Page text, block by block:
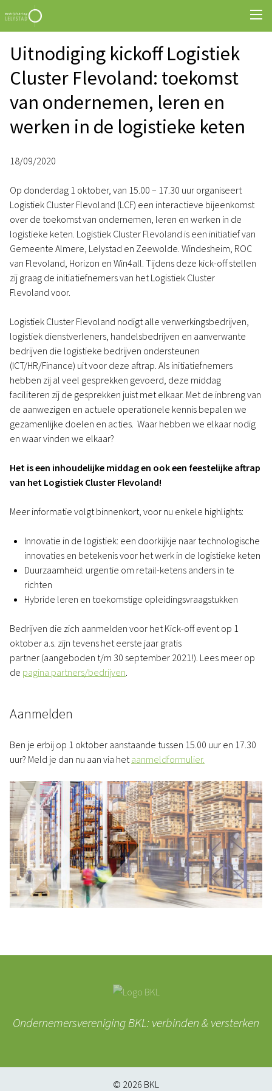
Uitnodiging kickoff Logistiek
Cluster Flevoland: toekomst
van ondernemen, leren en
werken in de logistieke keten
18/09/2020
Op donderdag 1 oktober, van 15.00 – 17.30 uur organiseert
Logistiek Cluster Flevoland (LCF) een interactieve bijeenkomst
over de toekomst van ondernemen, leren en werken in de
logistieke keten. Logistiek Cluster Flevoland is een initiatief van
Gemeente Almere, Lelystad en Zeewolde. Windesheim, ROC
van Flevoland, Horizon en Win4all. Tijdens deze kick-off stellen
zij graag de initiatiefnemers van het Logistiek Cluster
Flevoland voor.
Logistiek Cluster Flevoland nodigt alle verwerkingsbedrijven,
logistiek dienstverleners, handelsbedrijven en aanverwante
bedrijven die logistieke bedrijven ondersteunen
(ICT/HR/Finance) uit voor deze aftrap. Als initiatiefnemers
hebben zij al veel gesprekken gevoerd, deze middag
faciliteren zij de gesprekken juist met elkaar. Met de inbreng van
de aanwezigen en actuele operationele kennis bepalen we
gezamenlijke doelen en acties. Waar hebben we elkaar nodig
en waar vinden we elkaar?
Het is een inhoudelijke middag en ook een feestelijke aftrap
van het Logistiek Cluster Flevoland!
Meer informatie volgt binnenkort, voor nu enkele highlights:
Innovatie in de logistiek: een doorkijkje naar technologische
innovaties en betekenis voor het werk in de logistieke keten
Duurzaamheid: urgentie om retail-ketens anders in te
richten
Hybride leren en toekomstige opleidingsvraagstukken
Bedrijven die zich aanmelden voor het Kick-off event op 1
oktober a.s. zijn tevens het eerste jaar gratis
partner (aangeboden t/m 30 september 2021!). Lees meer op
de pagina partners/bedrijven.
Aanmelden
Ben je erbij op 1 oktober aanstaande tussen 15.00 uur en 17.30
uur? Meld je dan nu aan via hetaanmeldformulier.
Ondernemersvereniging BKL: verbinden & versterken
© 2026 BKL